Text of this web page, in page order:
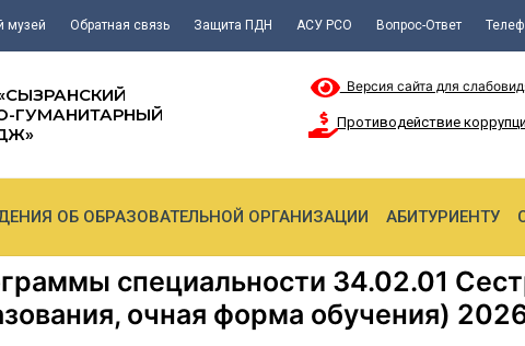
музей Обратная связь Защита ПДН АСУ РСО Вопрос-Ответ
ГУМАНИТАРНЫЙ
Версия сайта для
Противодействие
ОБ ОБРАЗОВАТЕЛЬНОЙ ОРГАНИЗАЦИИ АБИТУРИЕНТУ
специальности 34.02.01
очная форма обучения)